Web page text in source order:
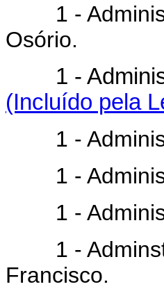
1 -
Osório.
1 -
(Incluído pela
1 -
1 -
1 -
1 -
Francisco.